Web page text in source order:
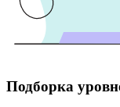
Подборка